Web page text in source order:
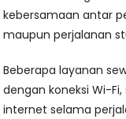
kebersamaan antar
maupun perjalanan
Beberapa layanan
dengan koneksi Wi-
internet selama